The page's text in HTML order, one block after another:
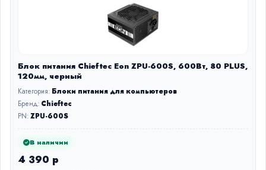
Блок питания Chieftec Eon ZPU-600S, 600Вт, 80 PLUS,
120мм, черный
Категория: Блоки питания для компьютеров
Бренд: Chieftec
PN:ZPU-600S
В наличии
4 390 р